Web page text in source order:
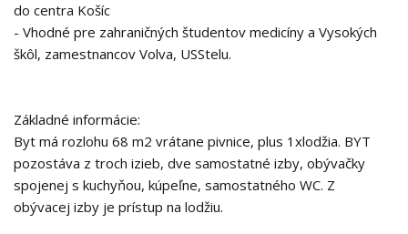
do centra Košíc
- Vhodné pre zahraničných študentov medicíny a Vysokých
škôl, zamestnancov Volva, USStelu.
Základné informácie:
Byt má rozlohu 68 m2 vrátane pivnice, plus 1xlodžia. BYT
pozostáva z troch izieb, dve samostatné izby, obývačky
spojenej s kuchyňou, kúpeľne, samostatného WC. Z
obývacej izby je prístup na lodžiu.